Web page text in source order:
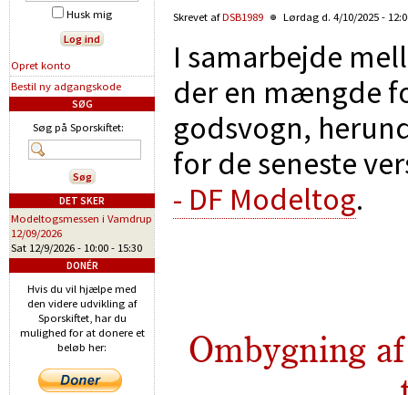
Skrevet afDSB1989 Lørdag d. 4/10/2025 -
I samarbejde
der en mængde
godsvogn,
for de seneste
- DF Modeltog.
Ombygning
Husk mig
Opret konto
Bestil ny adgangskode
SØG
Søg på Sporskiftet:
DET SKER
Modeltogsmessen i Vamdrup
12/09/2026
Sat 12/9/2026 - 10:00 - 15:30
DONÉR
Hvis du vil hjælpe med
den videre udvikling af
Sporskiftet, har du
mulighed for at donere et
beløb her: